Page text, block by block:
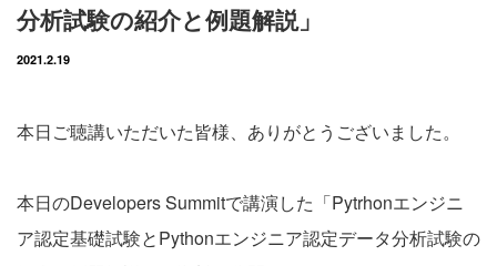
分析試験の紹介と例題解説」
2021.2.19
本日ご聴講いただいた皆様、ありがとうございました。
本日のDevelopers Summitで講演した「Pytrhonエンジニ
ア認定基礎試験とPythonエンジニア認定データ分析試験の